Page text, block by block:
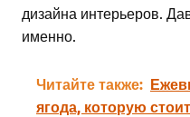
дизайна интерьеров.
именно.
Читайте также:
ягода, которую